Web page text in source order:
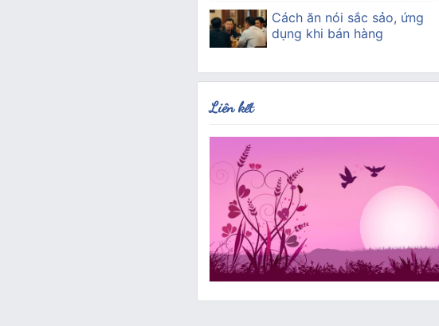
Cách ăn nói sắc sảo, ứng
dụng khi bán hàng
Liên kết